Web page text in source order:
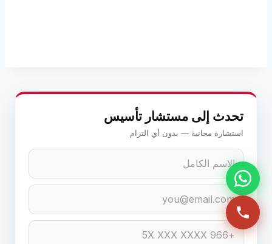
تحدث إلى مستشار تأسيس
استشارة مجانية — بدون أي التزام